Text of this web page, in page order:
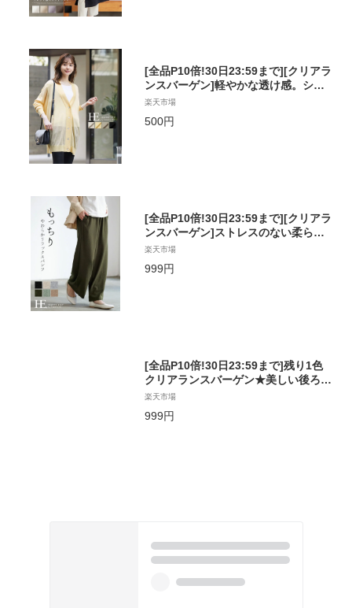
[全品P10倍!30日23:59まで][クリアラ
ンスバーゲン]軽やかな透け感。シェ
ルボタンカーデ/カーデ カーディガン
シアー シェルボタン レディース トッ
プス 羽織り Vネック ゆったり 大きい
楽天市場
500円
[全品P10倍!30日23:59まで][クリアラ
ンスバーゲン]ストレスのない柔らか
な穿き心地。もちもちカットソーリラ
ックスパンツ/ワイドパンツ ルームウ
エア レディース 部屋着 ゆったり[メ
楽天市場
999円
[全品P10倍!30日23:59まで]残り1色
クリアランスバーゲン★美しい後ろ
姿。膨れジャガードバックフレアトッ
プス/ストレッチ プルオーバー フレア
ジャガード レディース トップス テー
楽天市場
999円